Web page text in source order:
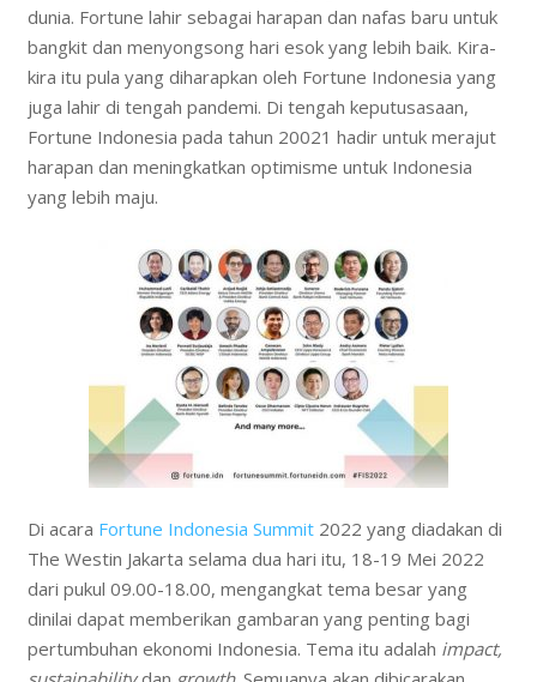
dunia. Fortune lahir sebagai harapan dan nafas baru untuk
bangkit dan menyongsong hari esok yang lebih baik. Kira-
kira itu pula yang diharapkan oleh Fortune Indonesia yang
juga lahir di tengah pandemi. Di tengah keputusasaan,
Fortune Indonesia pada tahun 20021 hadir untuk merajut
harapan dan meningkatkan optimisme untuk Indonesia
yang lebih maju.
Di acara Fortune Indonesia Summit2022 yang diadakan di
The Westin Jakarta selama dua hari itu, 18-19 Mei 2022
dari pukul 09.00-18.00, mengangkat tema besar yang
dinilai dapat memberikan gambaran yang penting bagi
pertumbuhan ekonomi Indonesia. Tema itu adalah impact,